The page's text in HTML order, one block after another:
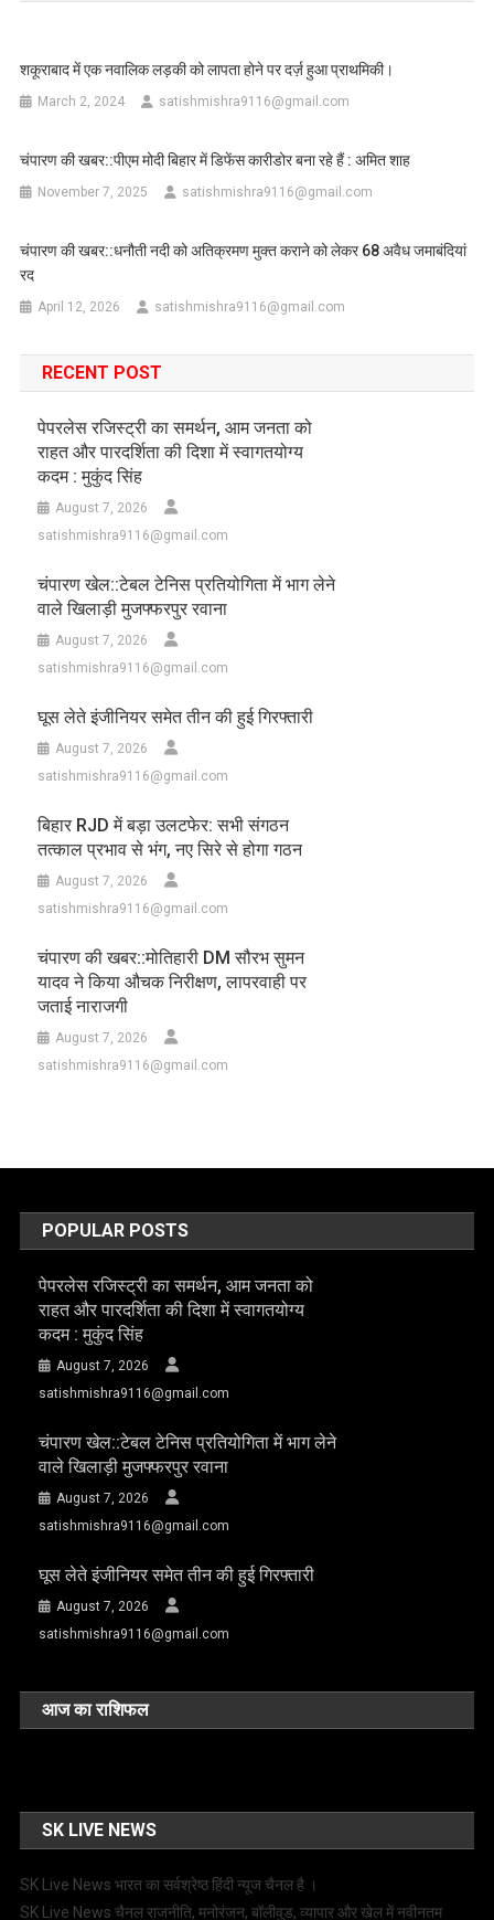
शकूराबाद में एक नवालिक लड़की को लापता होने पर दर्ज़ हुआ प्राथमिकी।
March 2, 2024 satishmishra9116@gmail.com
चंपारण की खबर::पीएम मोदी बिहार में डिफेंस कारीडोर बना रहे हैं : अमित शाह
November 7, 2025 satishmishra9116@gmail.com
चंपारण की खबर::धनौती नदी को अतिक्रमण मुक्त कराने को लेकर 68 अवैध जमाबंदियां
रद
April 12, 2026 satishmishra9116@gmail.com
RECENT POST
पेपरलेस रजिस्ट्री का समर्थन, आम जनता को
राहत और पारदर्शिता की दिशा में स्वागतयोग्य
कदम : मुकुंद सिंह
August 7, 2026
satishmishra9116@gmail.com
चंपारण खेल::टेबल टेनिस प्रतियोगिता में भाग लेने
वाले खिलाड़ी मुजफ्फरपुर रवाना
August 7, 2026
satishmishra9116@gmail.com
घूस लेते इंजीनियर समेत तीन की हुई गिरफ्तारी
August 7, 2026
satishmishra9116@gmail.com
बिहार RJD में बड़ा उलटफेर: सभी संगठन
तत्काल प्रभाव से भंग, नए सिरे से होगा गठन
August 7, 2026
satishmishra9116@gmail.com
चंपारण की खबर::मोतिहारी DM सौरभ सुमन
यादव ने किया औचक निरीक्षण, लापरवाही पर
जताई नाराजगी
August 7, 2026
satishmishra9116@gmail.com
POPULAR POSTS
पेपरलेस रजिस्ट्री का समर्थन, आम जनता को
राहत और पारदर्शिता की दिशा में स्वागतयोग्य
कदम : मुकुंद सिंह
August 7, 2026
satishmishra9116@gmail.com
चंपारण खेल::टेबल टेनिस प्रतियोगिता में भाग लेने
वाले खिलाड़ी मुजफ्फरपुर रवाना
August 7, 2026
satishmishra9116@gmail.com
घूस लेते इंजीनियर समेत तीन की हुई गिरफ्तारी
August 7, 2026
satishmishra9116@gmail.com
आज का राशिफल
SK LIVE NEWS
SK Live News भारत का सर्वश्रेष्ठ हिंदी न्‍यूज चैनल है ।
SK Live News चैनल राजनीति, मनोरंजन, बॉलीवुड, व्यापार और खेल में नवीनतम